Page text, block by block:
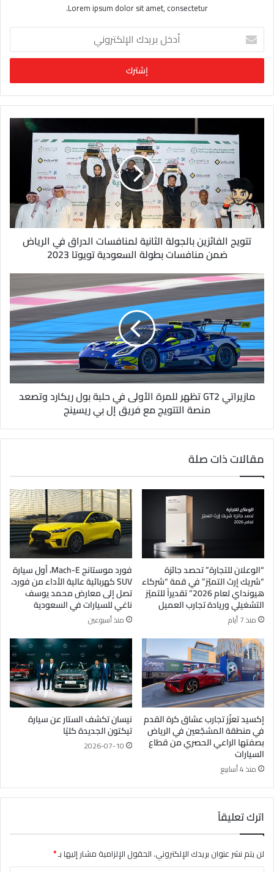
Lorem ipsum dolor sit amet, consectetur.
خ
ب
ر
ي
د
ك
ر
تتويج الفائزين بالجولة الثانية لمنافسات الدراق في الرياض
ضمن منافسات بطولة السعودية تويوتا 2023
مازيراتي GT2 تظهر للمرة الأولى في حلبة بول ريكارد وتصعد
منصة التتويج مع فريق إل بي ريسينج
مقالات ذات صلة
“الوعلان للتجارة” تحصد جائزة
“شريك إرث التميّز” في قمة “شركاء
هيونداي لعام 2026” تقديراً للتميّز
التشغيلي وريادة تجارب العميل
منذ 7 أيام
فورد موستانج Mach-E، أول سيارة
SUV كهربائية عالية الأداء من فورد،
تصل إلى معارض محمد يوسف
ناغي للسيارات في السعودية
منذ أسبوعين
إكسيد تعزّز تجارب عشاق كرة القدم
في منطقة المشجّعين في الرياض
بصفتها الراعي الحصري من قطاع
السيارات
منذ 4 أسابيع
نيسان تكشف الستار عن سيارة
تيكتون الجديدة كليًا
2026-07-10
اترك تعليقاً
لن يتم نشر عنوان بريدك الإلكتروني.الحقول الإلزامية مشار إليها بـ*